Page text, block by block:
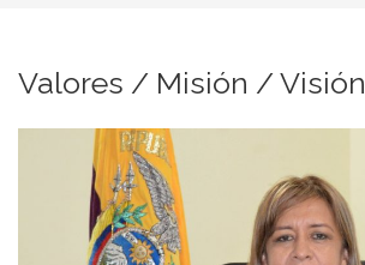
Valores / Misión / Visión